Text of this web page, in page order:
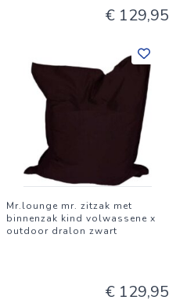
€ 129,95
Mr.lounge mr. zitzak met
binnenzak kind volwassene x
outdoor dralon zwart
€ 129,95